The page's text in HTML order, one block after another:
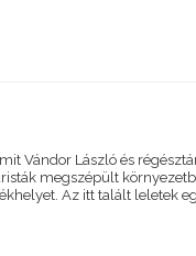
Vándor László és
megszépült
Az itt talált leletek